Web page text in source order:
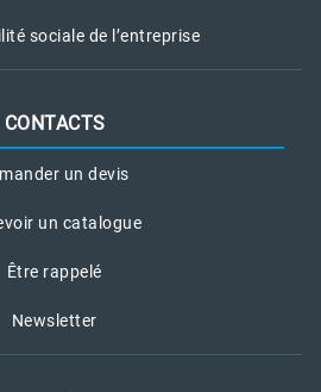
sociale de l’entreprise
CONTACTS
un devis
un catalogue
Être rappelé
Newsletter